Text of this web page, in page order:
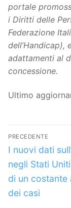
portale
i Diritti delle
Federazione
dell’Handicap),
adattamenti al
concessione.
Ultimo
articoli
PRECEDENTE
Articolo
precedente:
I nuovi dati
negli Stati
di un costante
dei casi